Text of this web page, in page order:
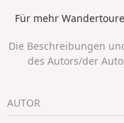
Für mehr
Die Beschreibungen
des Autors/der
AUTOR